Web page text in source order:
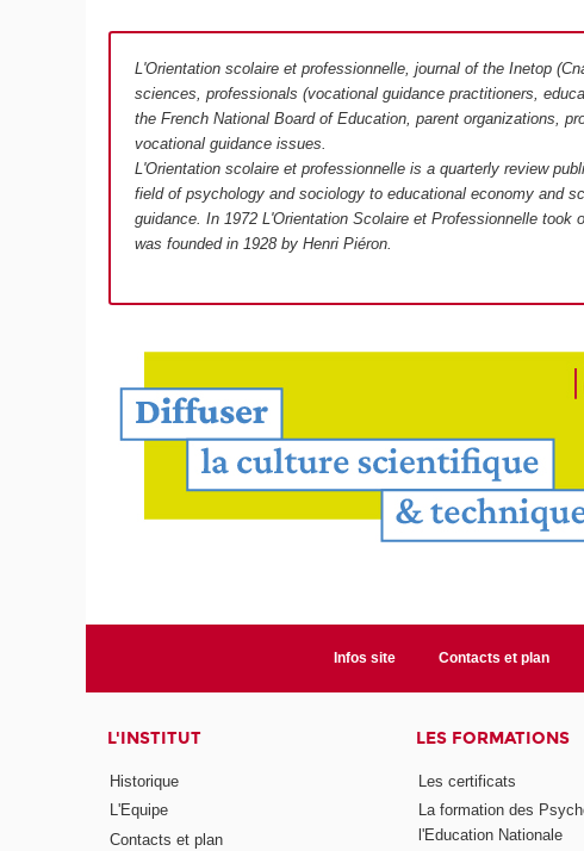
L'Orientation scolaire et professionnelle, journal of the Inetop
sciences, professionals (vocational guidance practitioners,
the French National Board of Education, parent organizations,
vocational guidance issues.
L'Orientation scolaire et professionnelle is a quarterly review
field of psychology and sociology to educational economy and
guidance. In 1972 L'Orientation Scolaire et Professionnelle
was founded in 1928 by Henri Piéron.
Infos site Contacts et plan
L'INSTITUT
Historique
L'Equipe
Contacts et plan
LES FORMATIONS
Les certificats
La formation des
l'Education Nationale